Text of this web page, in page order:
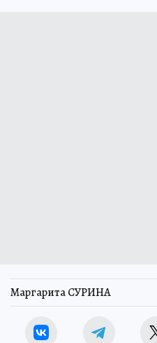
Маргарита СУРИНА